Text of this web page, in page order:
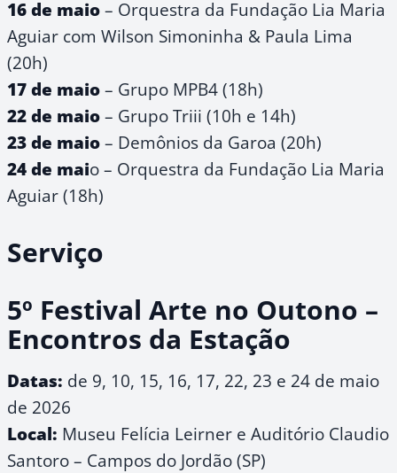
16 de maio– Orquestra da Fundação Lia Maria
Aguiar com Wilson Simoninha & Paula Lima
(20h)
17 de maio– Grupo MPB4 (18h)
22 de maio– Grupo Triii (10h e 14h)
23 de maio– Demônios da Garoa (20h)
24 de maio – Orquestra da Fundação Lia Maria
Aguiar (18h)
Serviço
5º Festival Arte no Outono –
Encontros da Estação
Datas: de 9, 10, 15, 16, 17, 22, 23 e 24 de maio
de 2026
Local: Museu Felícia Leirner e Auditório Claudio
Santoro – Campos do Jordão (SP)